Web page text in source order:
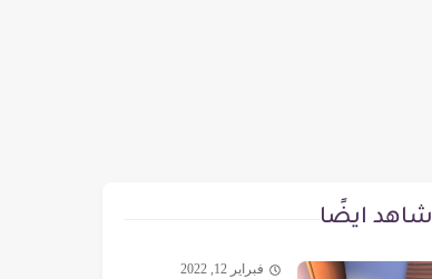
شاهد ايضًا
فبراير 12, 2022